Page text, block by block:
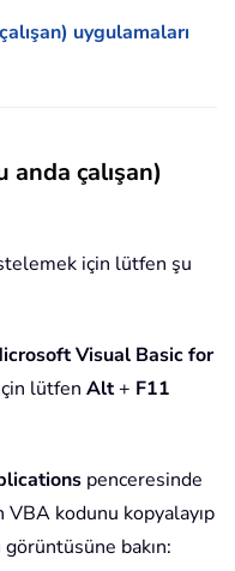
uygulamaları
anda çalışan)
için lütfen şu
Visual Basic for
lütfen Alt+ F11
penceresinde
VBA kodunu kopyalayıp
görüntüsüne bakın: